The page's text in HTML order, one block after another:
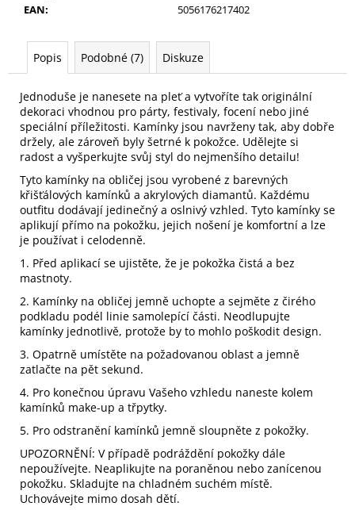
EAN: 5056176217402
Popis Podobné (7) Diskuze
Jednoduše je nanesete na pleť a vytvoříte tak originální
dekoraci vhodnou pro párty, festivaly, focení nebo jiné
speciální příležitosti. Kamínky jsou navrženy tak, aby dobře
držely, ale zároveň byly šetrné k pokožce. Udělejte si
radost a vyšperkujte svůj styl do nejmenšího detailu!
Tyto kamínky na obličej jsou vyrobené z barevných
křišťálových kamínků a akrylových diamantů. Každému
outfitu dodávají jedinečný a oslnivý vzhled. Tyto kamínky se
aplikují přímo na pokožku, jejich nošení je komfortní a lze
je používat i celodenně.
1. Před aplikací se ujistěte, že je pokožka čistá a bez
mastnoty.
2. Kamínky na obličej jemně uchopte a sejměte z čirého
podkladu podél linie samolepící části. Neodlupujte
kamínky jednotlivě, protože by to mohlo poškodit design.
3. Opatrně umístěte na požadovanou oblast a jemně
zatlačte na pět sekund.
4. Pro konečnou úpravu Vašeho vzhledu naneste kolem
kamínků make-up a třpytky.
5. Pro odstranění kamínků jemně sloupněte z pokožky.
UPOZORNĚNÍ: V případě podráždění pokožky dále
nepoužívejte. Neaplikujte na poraněnou nebo zanícenou
pokožku. Skladujte na chladném suchém místě.
Uchovávejte mimo dosah dětí.
ŘASY
SAMOLEPÍCÍ
WISPY
V0035
89
Kč